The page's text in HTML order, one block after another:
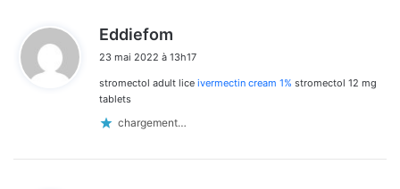
Eddiefom
t
23 mai 2022 à 13h17
stromectol adult lice ivermectin cream 1% stromectol 12 mg
tablets
chargement…